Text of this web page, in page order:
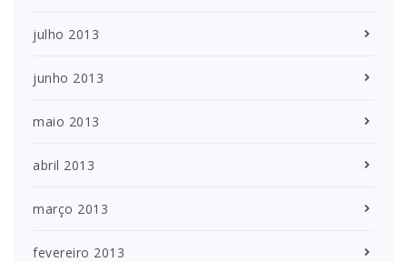
julho 2013
junho 2013
maio 2013
abril 2013
março 2013
fevereiro 2013